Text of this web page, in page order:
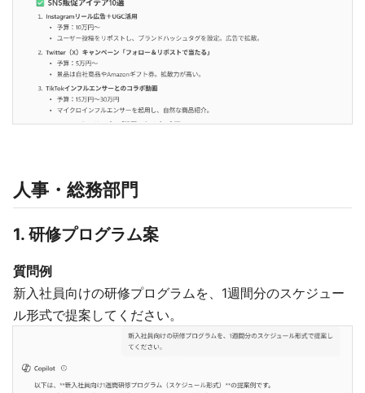
人事・総務部門
1. 研修プログラム案
質問例
新入社員向けの研修プログラムを、1週間分のスケジュー
ル形式で提案してください。